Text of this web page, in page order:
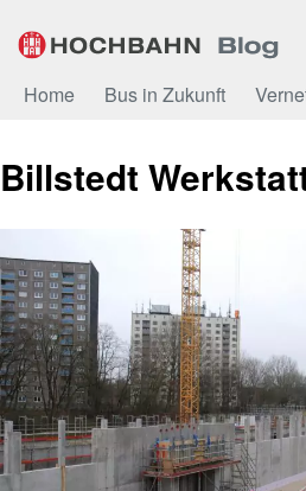
Inhalt
Home Bus in Zukunft
Billstedt